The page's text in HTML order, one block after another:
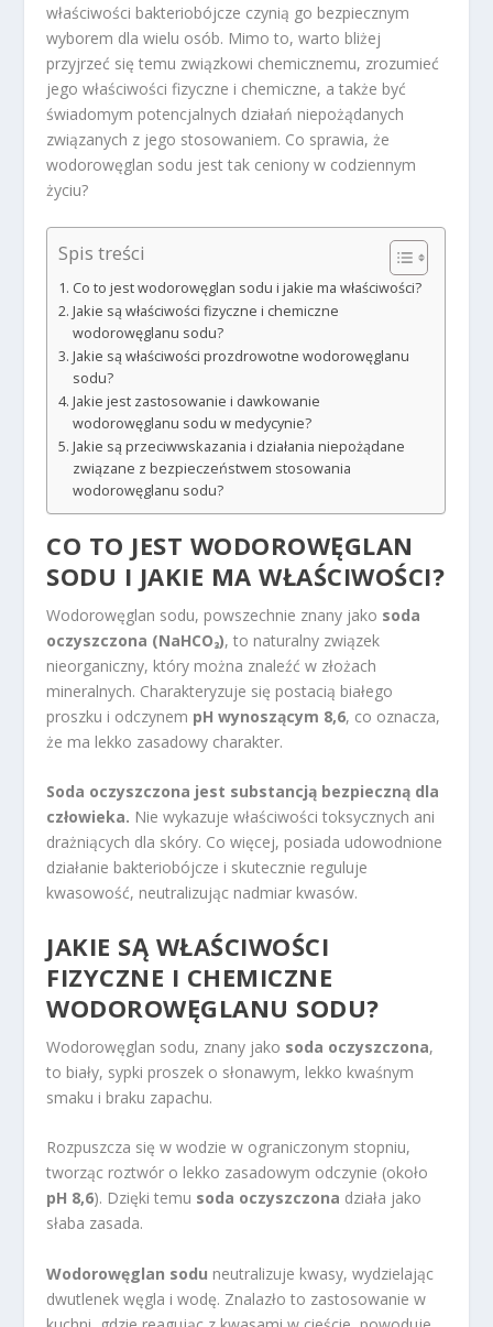
właściwości bakteriobójcze czynią go bezpiecznym
wyborem dla wielu osób. Mimo to, warto bliżej
przyjrzeć się temu związkowi chemicznemu, zrozumieć
jego właściwości fizyczne i chemiczne, a także być
świadomym potencjalnych działań niepożądanych
związanych z jego stosowaniem. Co sprawia, że
wodorowęglan sodu jest tak ceniony w codziennym
życiu?
Spis treści
Co to jest wodorowęglan sodu i jakie ma właściwości?
Jakie są właściwości fizyczne i chemiczne
wodorowęglanu sodu?
Jakie są właściwości prozdrowotne wodorowęglanu
sodu?
Jakie jest zastosowanie i dawkowanie
wodorowęglanu sodu w medycynie?
Jakie są przeciwwskazania i działania niepożądane
związane z bezpieczeństwem stosowania
wodorowęglanu sodu?
CO TO JEST WODOROWĘGLAN
SODU I JAKIE MA WŁAŚCIWOŚCI?
Wodorowęglan sodu, powszechnie znany jako soda
oczyszczona (NaHCO₃), to naturalny związek
nieorganiczny, który można znaleźć w złożach
mineralnych. Charakteryzuje się postacią białego
proszku i odczynem pH wynoszącym 8,6, co oznacza,
że ma lekko zasadowy charakter.
Soda oczyszczona jest substancją bezpieczną dla
człowieka. Nie wykazuje właściwości toksycznych ani
drażniących dla skóry. Co więcej, posiada udowodnione
działanie bakteriobójcze i skutecznie reguluje
kwasowość, neutralizując nadmiar kwasów.
JAKIE SĄ WŁAŚCIWOŚCI
FIZYCZNE I CHEMICZNE
WODOROWĘGLANU SODU?
Wodorowęglan sodu, znany jako soda oczyszczona,
to biały, sypki proszek o słonawym, lekko kwaśnym
smaku i braku zapachu.
Rozpuszcza się w wodzie w ograniczonym stopniu,
tworząc roztwór o lekko zasadowym odczynie (około
pH 8,6). Dzięki temu soda oczyszczona działa jako
słaba zasada.
Wodorowęglan sodu neutralizuje kwasy, wydzielając
dwutlenek węgla i wodę. Znalazło to zastosowanie w